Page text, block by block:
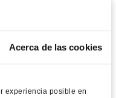
Acerca de las cookies
experiencia posible en
puede llevarse a
convencional (4 mm).